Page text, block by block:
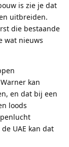
is zie je dat
uitbreiden.
die bestaande
wat nieuws
kan
en dat bij een
loods
UAE kan dat